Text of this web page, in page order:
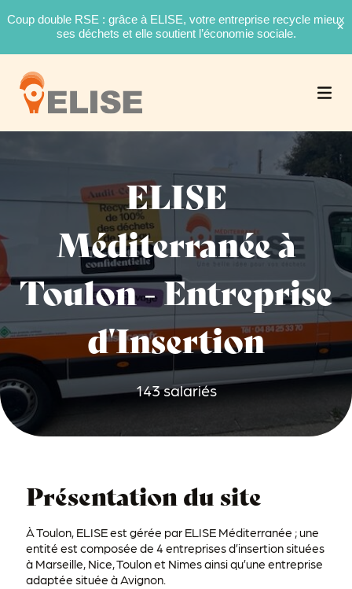
Coup double RSE : grâce à ELISE, votre entreprise recycle mieux
ses déchets et elle soutient l’économie sociale.
ELISE
Méditerranée à
Toulon - Entreprise
d'Insertion
143 salariés
Présentation du site
À Toulon, ELISE est gérée par ELISE Méditerranée ; une
entité est composée de 4 entreprises d’insertion situées
à Marseille, Nice, Toulon et Nimes ainsi qu’une entreprise
adaptée située à Avignon.